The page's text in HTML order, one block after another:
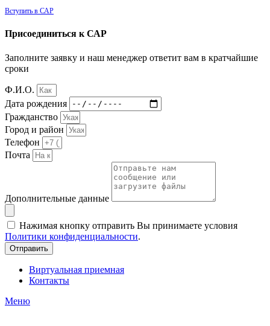
Вступить в САР
Присоединиться к САР
Заполните заявку и наш менеджер ответит вам в кратчайшие
сроки
Ф.И.О.
Дата рождения
Гражданство
Город и район
Телефон
Почта
Дополнительные данные
Нажимая кнопку отправить Вы принимаете условия
Политики конфиденциальности.
Отправить
Виртуальная приемная
Контакты
Меню